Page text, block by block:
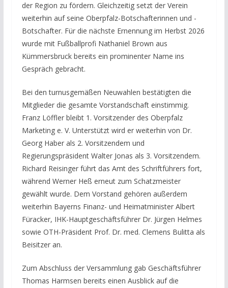
der Region zu fördern. Gleichzeitig setzt der Verein
weiterhin auf seine Oberpfalz-Botschafterinnen und -
Botschafter. Für die nächste Ernennung im Herbst 2026
wurde mit Fußballprofi Nathaniel Brown aus
Kümmersbruck bereits ein prominenter Name ins
Gespräch gebracht.
Bei den turnusgemäßen Neuwahlen bestätigten die
Mitglieder die gesamte Vorstandschaft einstimmig.
Franz Löffler bleibt 1. Vorsitzender des Oberpfalz
Marketing e. V. Unterstützt wird er weiterhin von Dr.
Georg Haber als 2. Vorsitzendem und
Regierungspräsident Walter Jonas als 3. Vorsitzendem.
Richard Reisinger führt das Amt des Schriftführers fort,
während Werner Heß erneut zum Schatzmeister
gewählt wurde. Dem Vorstand gehören außerdem
weiterhin Bayerns Finanz- und Heimatminister Albert
Füracker, IHK-Hauptgeschäftsführer Dr. Jürgen Helmes
sowie OTH-Präsident Prof. Dr. med. Clemens Bulitta als
Beisitzer an.
Zum Abschluss der Versammlung gab Geschäftsführer
Thomas Harmsen bereits einen Ausblick auf die